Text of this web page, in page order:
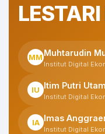
MM Muhtarudin
Institut Digital
IU Itim Putri
Institut Digital
IA Imas
Institut Digital